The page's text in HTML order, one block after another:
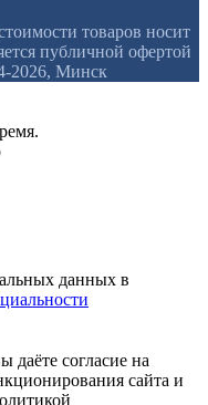
товаров носит
публичной офертой
2026, Минск
данных в
даёте согласие на
сайта и